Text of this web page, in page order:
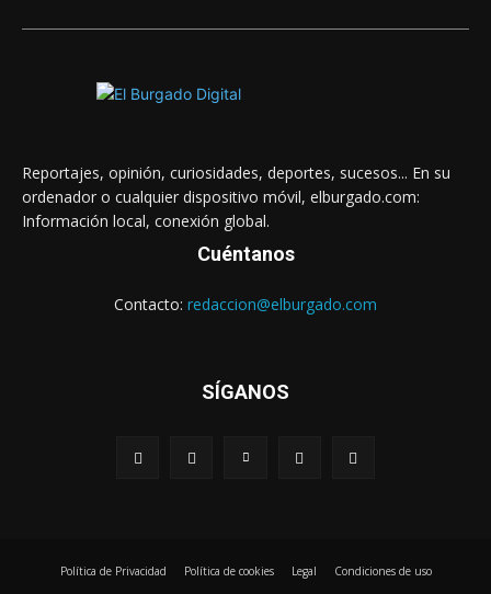
Reportajes, opinión, curiosidades, deportes, sucesos... En su
ordenador o cualquier dispositivo móvil, elburgado.com:
Información local, conexión global.
Cuéntanos
Contacto: redaccion@elburgado.com
SÍGANOS
Política de Privacidad Política de cookies Legal Condiciones de uso